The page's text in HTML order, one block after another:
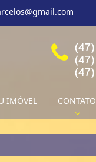
IMÓVEL CONTATO